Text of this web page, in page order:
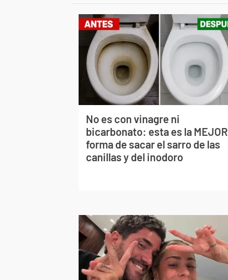
No es con vinagre ni
bicarbonato: esta es la MEJOR
forma de sacar el sarro de las
canillas y del inodoro